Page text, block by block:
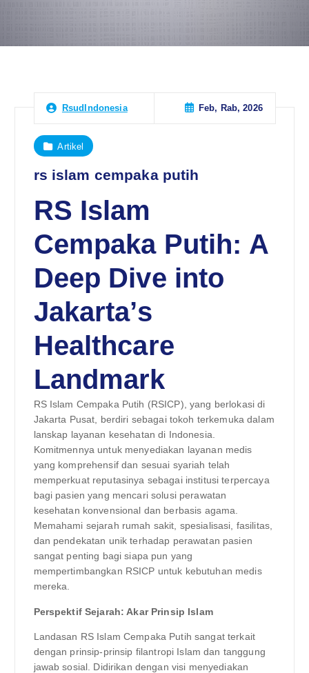
RsudIndonesia Feb, Rab, 2026
Artikel
rs islam cempaka putih
RS Islam
Cempaka Putih: A
Deep Dive into
Jakarta’s
Healthcare
Landmark
RS Islam Cempaka Putih (RSICP), yang berlokasi di
Jakarta Pusat, berdiri sebagai tokoh terkemuka dalam
lanskap layanan kesehatan di Indonesia.
Komitmennya untuk menyediakan layanan medis
yang komprehensif dan sesuai syariah telah
memperkuat reputasinya sebagai institusi terpercaya
bagi pasien yang mencari solusi perawatan
kesehatan konvensional dan berbasis agama.
Memahami sejarah rumah sakit, spesialisasi, fasilitas,
dan pendekatan unik terhadap perawatan pasien
sangat penting bagi siapa pun yang
mempertimbangkan RSICP untuk kebutuhan medis
mereka.
Perspektif Sejarah: Akar Prinsip Islam
Landasan RS Islam Cempaka Putih sangat terkait
dengan prinsip-prinsip filantropi Islam dan tanggung
jawab sosial. Didirikan dengan visi menyediakan